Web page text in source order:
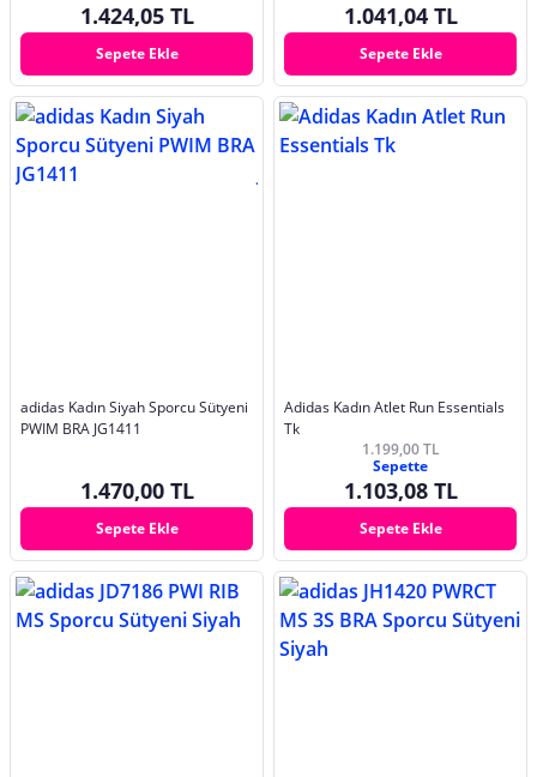
1.424,05 TL
Sepete Ekle
1.041,04 TL
Sepete Ekle
adidas Kadın Siyah Sporcu Sütyeni
PWIM BRA JG1411
1.470,00 TL
Sepete Ekle
Adidas Kadın Atlet Run Essentials
Tk
1.199,00 TL
Sepette
1.103,08 TL
Sepete Ekle